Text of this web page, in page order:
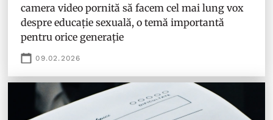
camera video pornită să facem cel mai lung vox
despre educație sexuală, o temă importantă
pentru orice generație
09.02.2026